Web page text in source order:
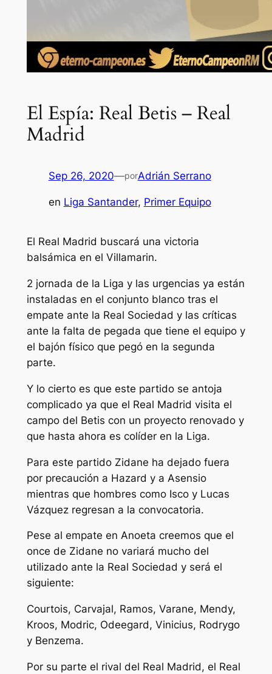
El Espía: Real Betis – Real
Madrid
Sep 26, 2020—porAdrián Serrano
en Liga Santander, Primer Equipo
El Real Madrid buscará una victoria
balsámica en el Villamarin.
2 jornada de la Liga y las urgencias ya están
instaladas en el conjunto blanco tras el
empate ante la Real Sociedad y las críticas
ante la falta de pegada que tiene el equipo y
el bajón físico que pegó en la segunda
parte.
Y lo cierto es que este partido se antoja
complicado ya que el Real Madrid visita el
campo del Betis con un proyecto renovado y
que hasta ahora es colíder en la Liga.
Para este partido Zidane ha dejado fuera
por precaución a Hazard y a Asensio
mientras que hombres como Isco y Lucas
Vázquez regresan a la convocatoria.
Pese al empate en Anoeta creemos que el
once de Zidane no variará mucho del
utilizado ante la Real Sociedad y será el
siguiente:
Courtois, Carvajal, Ramos, Varane, Mendy,
Kroos, Modric, Odeegard, Vinicius, Rodrygo
y Benzema.
Por su parte el rival del Real Madrid, el Real